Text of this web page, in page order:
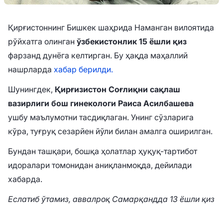
Қирғистоннинг Бишкек шаҳрида Наманган вилоятида
рўйхатга олинган ўзбекистонлик 15 ёшли қиз
фарзанд дунёга келтирган. Бу ҳақда маҳаллий
нашрларда хабар берилди.
Шунингдек, Қирғизистон Соғлиқни сақлаш
вазирлиги бош гинекологи Раиса Асилбашева
ушбу маълумотни тасдиқлаган. Унинг сўзларига
кўра, туғруқ сезарйен йўли билан амалга оширилган.
Бундан ташқари, бошқа ҳолатлар ҳуқуқ-тартибот
идоралари томонидан аниқланмоқда, дейилади
хабарда.
Еслатиб ўтамиз, аввалроқ Самарқандда 13 ёшли қиз